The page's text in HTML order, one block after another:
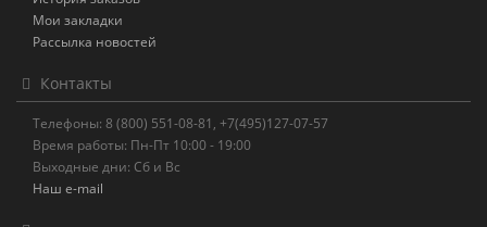
Мои закладки
Рассылка новостей
Контакты
Телефоны: 8 (800) 551-08-81, +7(495)127-07-57
Время работы: Пн-Пт 10:00 - 19:00
Выходные дни: Сб и Вс
Наш e-mail